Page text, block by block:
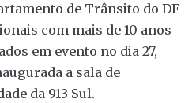
de Trânsito do DF
com mais de 10 anos
em evento no dia 27,
a sala de
da 913 Sul.